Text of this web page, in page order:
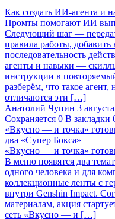
Как создать ИИ-агента и
Промты помогают ИИ
Следующий шаг —
правила работы,
последовательность
агенты и навыки —
инструкции в
разберём, что такое
отличаются эти […]
Анатолий Чупин 3
Сохраняется 0 В закладки
«Вкусно — и точка»
два «Супер Бокса»
«Вкусно — и точка»
В меню появятся два
одного человека и для
коллекционные ленты с
внутри Genshin Impact.
материалам, акция
сеть «Вкусно — и […]